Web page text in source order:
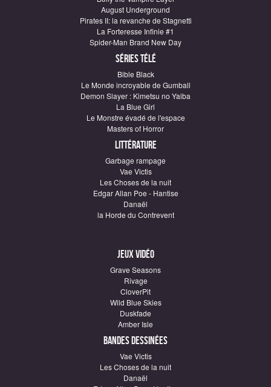
August Underground
Pirates II: la revanche de Stagnetti
La Forteresse Infinie #1
Spider-Man Brand New Day
Séries télé
Bible Black
Le Monde incroyable de Gumball
Demon Slayer : Kimetsu no Yaiba
La Blue Girl
Le Monstre évadé de l'espace
Masters of Horror
Littérature
Garbage rampage
Vae Victis
Les Choses de la nuit
Edgar Allan Poe - Hantise
Danaël
la Horde du Contrevent
Jeux vidéo
Grave Seasons
Rivage
CloverPit
Wild Blue Skies
Duskfade
Amber Isle
Bandes dessinées
Vae Victis
Les Choses de la nuit
Danaël